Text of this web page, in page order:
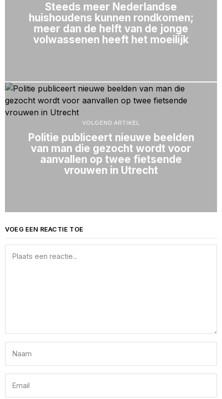
Steeds meer Nederlandse
huishoudens kunnen rondkomen;
meer dan de helft van de jonge
volwassenen heeft het moeilijk
VOLGEND ARTIKEL
Politie publiceert nieuwe beelden
van man die gezocht wordt voor
aanvallen op twee fietsende
vrouwen in Utrecht
VOEG EEN REACTIE TOE